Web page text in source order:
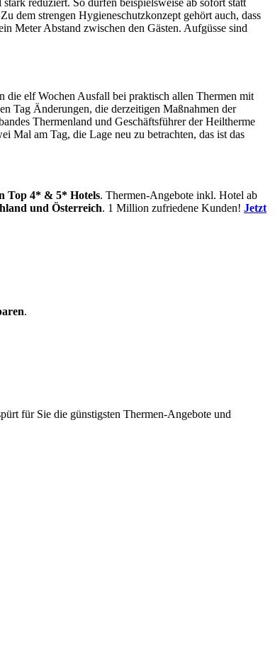
reduziert. So dürfen beispielsweise ab sofort statt
dem strengen Hygieneschutzkonzept gehört auch, dass
Meter Abstand zwischen den Gästen. Aufgüsse sind
die elf Wochen Ausfall bei praktisch allen Thermen mit
Tag Änderungen, die derzeitigen Maßnahmen der
Thermenland und Geschäftsführer der Heiltherme
Mal am Tag, die Lage neu zu betrachten, das ist das
Top 4* & 5* Hotels. Thermen-Angebote inkl. Hotel ab
und Österreich. 1 Million zufriedene Kunden! Jetzt
.
für Sie die günstigsten Thermen-Angebote und